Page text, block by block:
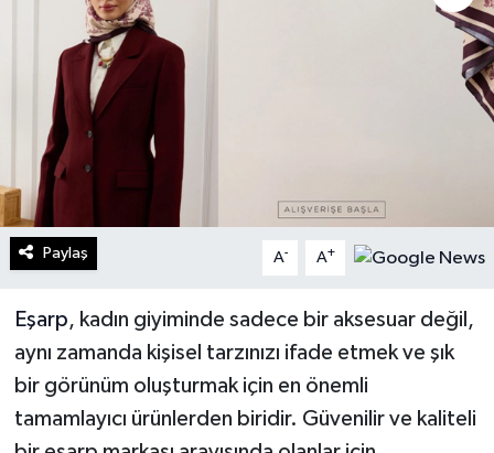
Paylaş A- A+
Eşarp, kadın giyiminde sadece bir aksesuar değil,
aynı zamanda kişisel tarzınızı ifade etmek ve şık
bir görünüm oluşturmak için en önemli
tamamlayıcı ürünlerden biridir. Güvenilir ve kaliteli